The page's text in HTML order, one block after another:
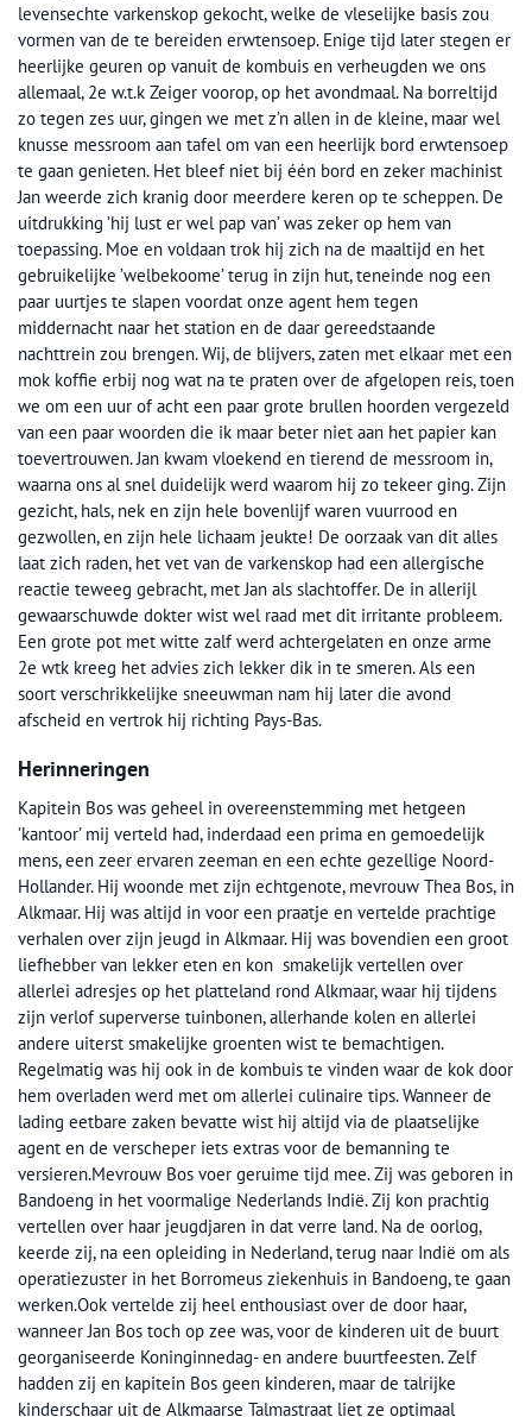
levensechte varkenskop gekocht, welke de vleselijke basis zou
vormen van de te bereiden erwtensoep. Enige tijd later stegen er
heerlijke geuren op vanuit de kombuis en verheugden we ons
allemaal, 2e w.t.k Zeiger voorop, op het avondmaal. Na borreltijd
zo tegen zes uur, gingen we met z’n allen in de kleine, maar wel
knusse messroom aan tafel om van een heerlijk bord erwtensoep
te gaan genieten. Het bleef niet bij één bord en zeker machinist
Jan weerde zich kranig door meerdere keren op te scheppen. De
uitdrukking ’hij lust er wel pap van’ was zeker op hem van
toepassing. Moe en voldaan trok hij zich na de maaltijd en het
gebruikelijke ’welbekoome’ terug in zijn hut, teneinde nog een
paar uurtjes te slapen voordat onze agent hem tegen
middernacht naar het station en de daar gereedstaande
nachttrein zou brengen. Wij, de blijvers, zaten met elkaar met een
mok koffie erbij nog wat na te praten over de afgelopen reis, toen
we om een uur of acht een paar grote brullen hoorden vergezeld
van een paar woorden die ik maar beter niet aan het papier kan
toevertrouwen. Jan kwam vloekend en tierend de messroom in,
waarna ons al snel duidelijk werd waarom hij zo tekeer ging. Zijn
gezicht, hals, nek en zijn hele bovenlijf waren vuurrood en
gezwollen, en zijn hele lichaam jeukte! De oorzaak van dit alles
laat zich raden, het vet van de varkenskop had een allergische
reactie teweeg gebracht, met Jan als slachtoffer. De in allerijl
gewaarschuwde dokter wist wel raad met dit irritante probleem.
Een grote pot met witte zalf werd achtergelaten en onze arme
2e wtk kreeg het advies zich lekker dik in te smeren. Als een
soort verschrikkelijke sneeuwman nam hij later die avond
afscheid en vertrok hij richting Pays-Bas.
Herinneringen
Kapitein Bos was geheel in overeenstemming met hetgeen
’kantoor’ mij verteld had, inderdaad een prima en gemoedelijk
mens, een zeer ervaren zeeman en een echte gezellige Noord-
Hollander. Hij woonde met zijn echtgenote, mevrouw Thea Bos, in
Alkmaar. Hij was altijd in voor een praatje en vertelde prachtige
verhalen over zijn jeugd in Alkmaar. Hij was bovendien een groot
liefhebber van lekker eten en kon smakelijk vertellen over
allerlei adresjes op het platteland rond Alkmaar, waar hij tijdens
zijn verlof superverse tuinbonen, allerhande kolen en allerlei
andere uiterst smakelijke groenten wist te bemachtigen.
Regelmatig was hij ook in de kombuis te vinden waar de kok door
hem overladen werd met om allerlei culinaire tips. Wanneer de
lading eetbare zaken bevatte wist hij altijd via de plaatselijke
agent en de verscheper iets extras voor de bemanning te
versieren.Mevrouw Bos voer geruime tijd mee. Zij was geboren in
Bandoeng in het voormalige Nederlands Indië. Zij kon prachtig
vertellen over haar jeugdjaren in dat verre land. Na de oorlog,
keerde zij, na een opleiding in Nederland, terug naar Indië om als
operatiezuster in het Borromeus ziekenhuis in Bandoeng, te gaan
werken.Ook vertelde zij heel enthousiast over de door haar,
wanneer Jan Bos toch op zee was, voor de kinderen uit de buurt
georganiseerde Koninginnedag- en andere buurtfeesten. Zelf
hadden zij en kapitein Bos geen kinderen, maar de talrijke
kinderschaar uit de Alkmaarse Talmastraat liet ze optimaal